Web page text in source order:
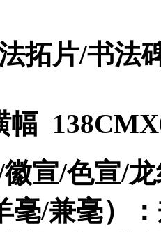
拓片/书法
幅
宣/色宣/
毫/兼毫）